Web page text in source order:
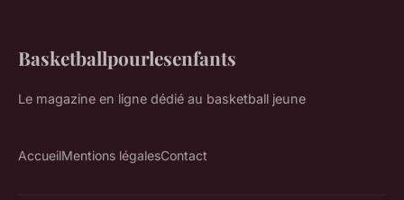
Basketballpourlesenfants
Le magazine en ligne dédié au basketball jeune
AccueilMentions légalesContact